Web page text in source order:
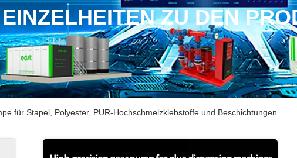
EINZELHEITEN ZU DEN
für Stapel, Polyester, PUR-Hochschmelzklebstoffe und Beschichtungen